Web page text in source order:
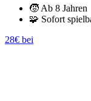
🧒 Ab 8 Jahren
🧩 Sofort
28€ bei